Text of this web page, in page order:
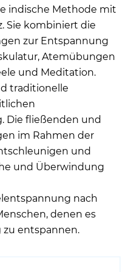
indische Methode mit
Sie kombiniert die
zur Entspannung
Atemübungen
und Meditation.
traditionelle
Die fließenden und
im Rahmen der
und
und Überwindung
nach
denen es
zu entspannen.